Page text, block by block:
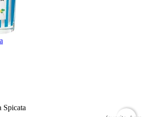
Spicata